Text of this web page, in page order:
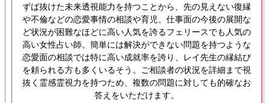
ずば抜けた未来透視能力を持つことから、先の見えない復縁
や不倫などの恋愛事情の相談や育児、仕事面の今後の展開な
ど状況が困難なほどに高い人気を誇るフェリースでも人気の
高い女性占い師。簡単には解決ができない問題を持つような
恋愛面の相談では特に高い成就率を誇り、レイ先生の縁結び
を頼られる方も多くいるそう。ご相談者の状況を詳細まで視
抜く霊感霊視力を持つため、複数の問題に対しても的確なお
答えをいただけます。